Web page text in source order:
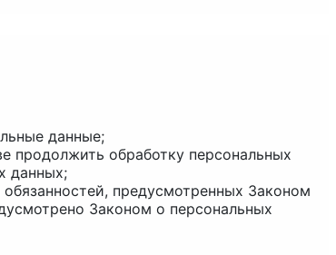
данные;
продолжить обработку персональных
данных;
предусмотренных Законом
Законом о персональных